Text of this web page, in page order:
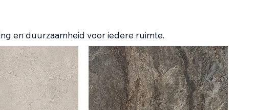
en duurzaamheid voor iedere ruimte.